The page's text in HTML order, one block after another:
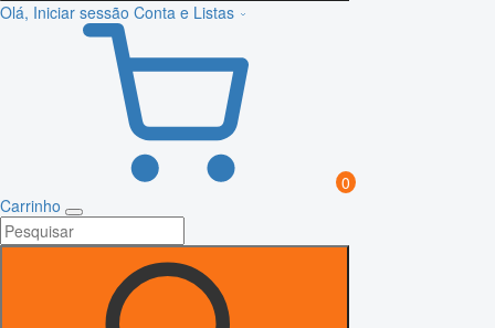
Olá, Iniciar sessão Conta e Listas
0
Carrinho